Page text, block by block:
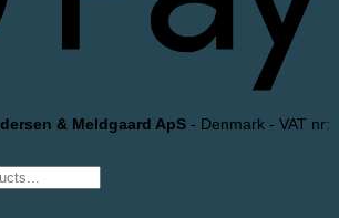
& Meldgaard ApS - Denmark - VAT nr: